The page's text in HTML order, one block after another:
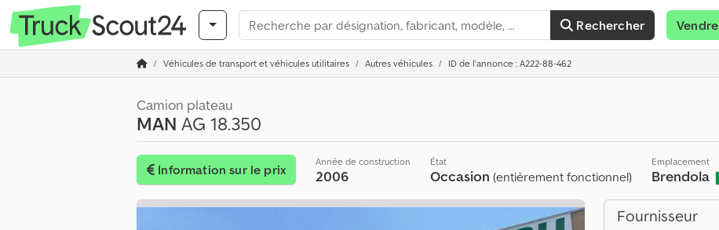
Rechercher Vendre
Véhicules de transport et véhicules utilitaires Autres véhicules ID de l'annonce : A222-88-462
Camion plateau
MAN AG 18.350
Information sur le prix
Année de construction
2006
État
Occasion(entièrement fonctionnel)
Emplacement
Brendola
Fournisseur